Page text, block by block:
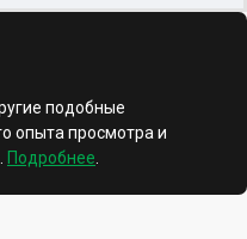
подобные
опыта просмотра и
Подробнее